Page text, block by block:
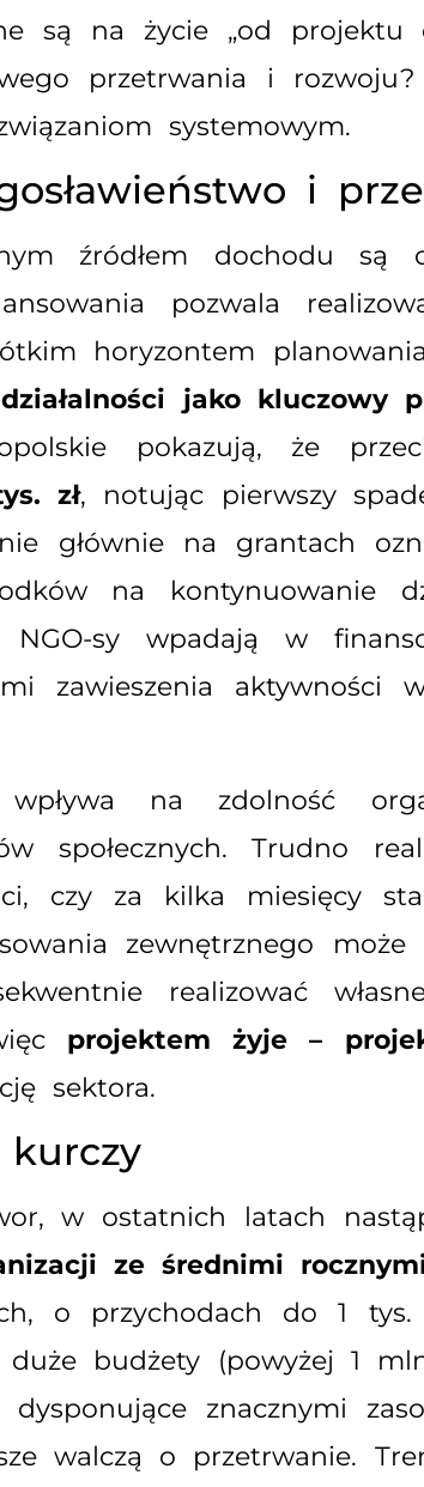
są na życie „od
przetrwania i
systemowym.
i
źródłem dochodu
pozwala
horyzontem
jako kluczowy
pokazują, że
zł, notując pierwszy
głównie na grantach
na kontynuowanie
sy wpadają w
zawieszenia aktywności
na zdolność
społecznych. Trudno
czy za kilka miesięcy
zewnętrznego może
realizować
projektem żyje –
sektora.
kurczy
w ostatnich latach
ze średnimi
o przychodach do 1 tys.
budżety (powyżej 1
znacznymi
walczą o przetrwanie.